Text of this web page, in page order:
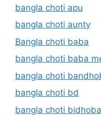
bangla choti apu
bangla choti aunty
Bangla choti baba
bangla choti baba
bangla choti
bangla choti bd
bangla choti bidhoba